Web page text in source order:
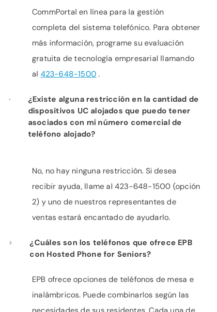
CommPortal en línea para la gestión
completa del sistema telefónico. Para obtener
más información, programe su evaluación
gratuita de tecnología empresarial llamando
al 423-648-1500.
¿Existe alguna restricción en la cantidad de
dispositivos UC alojados que puedo tener
asociados con mi número comercial de
teléfono alojado?
No, no hay ninguna restricción. Si desea
recibir ayuda, llame al 423-648-1500 (opción
2) y uno de nuestros representantes de
ventas estará encantado de ayudarlo.
¿Cuáles son los teléfonos que ofrece EPB
con Hosted Phone for Seniors?
EPB ofrece opciones de teléfonos de mesa e
inalámbricos. Puede combinarlos según las